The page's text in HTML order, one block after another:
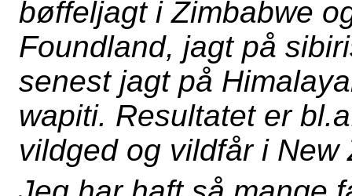
bøffeljagt i Zimbabwe
Foundland, jagt på
senest jagt på
wapiti. Resultatet er
vildged og vildfår i New